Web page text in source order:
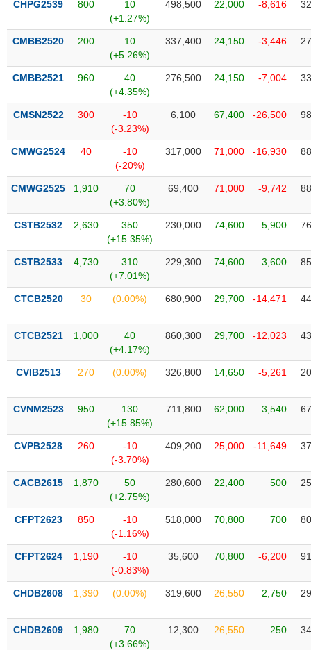
Tâm
thị
trường
CHPG2539 800
10
(+1.27%)
498,500 22,000 -8,616
CMBB2520 200
10
(+5.26%)
337,400 24,150 -3,446
CMBB2521 960
40
(+4.35%)
276,500 24,150 -7,004
CMSN2522 300
-10
(-3.23%)
6,100 67,400 -26,500
CMWG2524 40
-10
(-20%)
317,000 71,000 -16,930
CMWG2525 1,910
70
(+3.80%)
69,400 71,000 -9,742
CSTB2532 2,630
350
(+15.35%)
230,000 74,600 5,900
CSTB2533 4,730
310
(+7.01%)
229,300 74,600 3,600
CTCB2520 30 (0.00%) 680,900 29,700 -14,471
CTCB2521 1,000
40
(+4.17%)
860,300 29,700 -12,023
CVIB2513 270 (0.00%) 326,800 14,650 -5,261
CVNM2523 950
130
(+15.85%)
711,800 62,000 3,540
CVPB2528 260
-10
(-3.70%)
409,200 25,000 -11,649
CACB2615 1,870
50
(+2.75%)
280,600 22,400 500
CFPT2623 850
-10
(-1.16%)
518,000 70,800 700
CFPT2624 1,190
-10
(-0.83%)
35,600 70,800 -6,200
CHDB2608 1,390 (0.00%) 319,600 26,550 2,750
CHDB2609 1,980
70
(+3.66%)
12,300 26,550 250
DÙNG
THIẾT
YẾU
TIÊU
THIẾT
YẾU
CHĂM
SỨC
TÀI
TIN
VỤ